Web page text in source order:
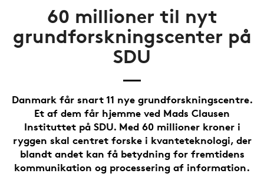
60 millioner til nyt
grundforskningscenter på
SDU
Danmark får snart 11 nye grundforskningscentre.
Et af dem får hjemme ved Mads Clausen
Instituttet på SDU. Med 60 millioner kroner i
ryggen skal centret forske i kvanteteknologi, der
blandt andet kan få betydning for fremtidens
kommunikation og processering af information.